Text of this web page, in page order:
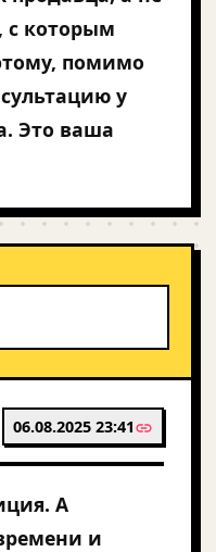
с которым
помимо
у
Это ваша
06.08.2025 23:41
А
и